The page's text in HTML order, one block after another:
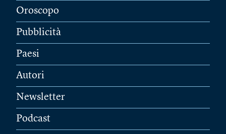
Oroscopo
Pubblicità
Paesi
Autori
Newsletter
Podcast